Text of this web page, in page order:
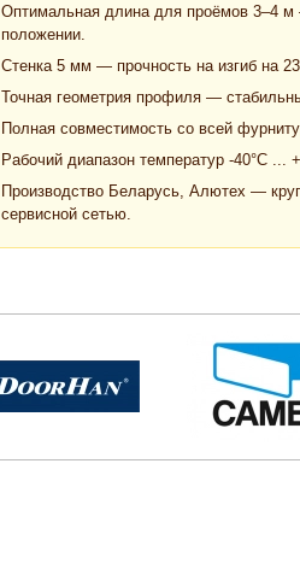
Оптимальная длина для проёмов 3–4 м
положении.
Стенка 5 мм — прочность на изгиб на
Точная геометрия профиля —
Полная совместимость со всей
Рабочий диапазон температур -40°C
Производство Беларусь, Алютех —
сервисной сетью.